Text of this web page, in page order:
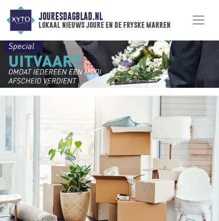
JOURESDAGBLAD.NL
lokaal nieuws joure en de fryske marren